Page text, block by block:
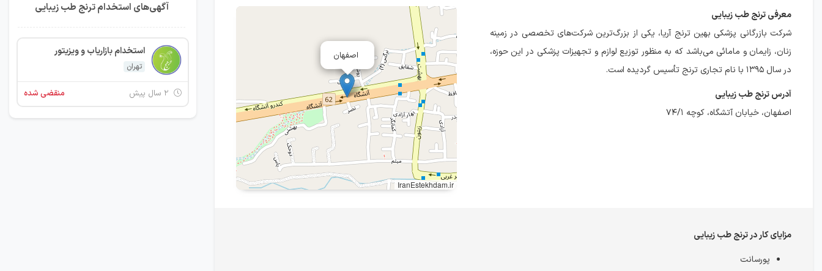
معرفی ترنج طب زیبایی
شرکت بازرگانی پزشکی بهین ترنج آریا، یکی از بزرگ‌ترین شرکت‌های تخصصی در زمینه
زنان، زایمان و مامائی می‌باشد که به منظور توزیع لوازم و تجهیزات پزشکی در این حوزه،
در سال ۱۳۹۵ با نام تجاری ترنج تأسیس گردیده است.
آدرس ترنج طب زیبایی
اصفهان، خیابان آتشگاه، کوچه ۷۴/۱
اصفهان
IranEstekhdam.ir
مزایای کار در ترنج طب زیبایی
پورسانت
آگهی‌های استخدام ترنج طب زیبایی
استخدام بازاریاب و ویزیتور
تهران
منقضی شده